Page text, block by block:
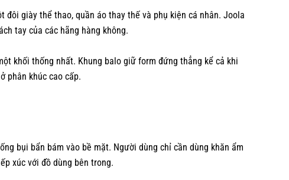
giày thể thao, quần áo thay thế và phụ kiện cá nhân. Joola
tay của các hãng hàng không.
khối thống nhất. Khung balo giữ form đứng thẳng kể cả khi
phân khúc cao cấp.
bụi bẩn bám vào bề mặt. Người dùng chỉ cần dùng khăn ẩm
xúc với đồ dùng bên trong.